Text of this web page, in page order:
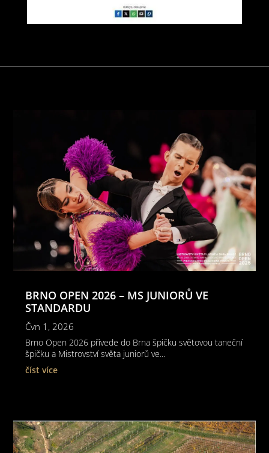
BRNO OPEN 2026 – MS JUNIORŮ VE
STANDARDU
Čvn 1, 2026
Brno Open 2026 přivede do Brna špičku světovou taneční
špičku a Mistrovství světa juniorů ve...
číst více